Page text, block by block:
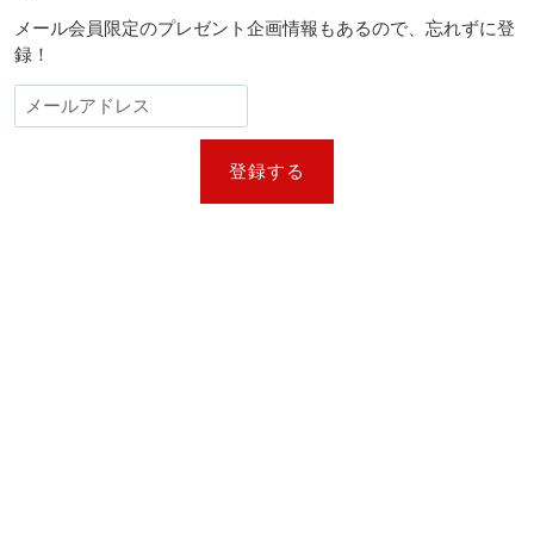
メール会員限定のプレゼント企画情報もあるので、忘れずに登
録！
登録する